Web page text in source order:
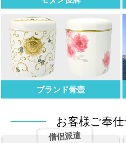
ブランド骨壺
お客様ご奉
僧侶派遣